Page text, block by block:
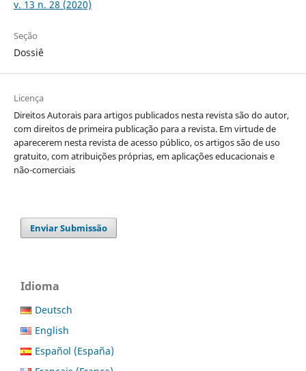
v. 13 n. 28 (2020)
Seção
Dossiê
Licença
Direitos Autorais para artigos publicados nesta revista são do autor,
com direitos de primeira publicação para a revista. Em virtude de
aparecerem nesta revista de acesso público, os artigos são de uso
gratuito, com atribuições próprias, em aplicações educacionais e
não-comerciais
Enviar Submissão
Idioma
Deutsch
English
Español (España)